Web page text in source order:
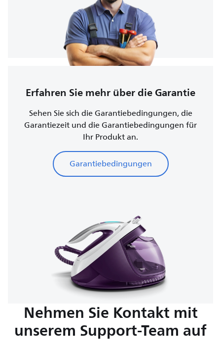
Erfahren Sie mehr über die Garantie
Sehen Sie sich die Garantiebedingungen, die
Garantiezeit und die Garantiebedingungen für
Ihr Produkt an.
Garantiebedingungen
Nehmen Sie Kontakt mit
unserem Support-Team auf